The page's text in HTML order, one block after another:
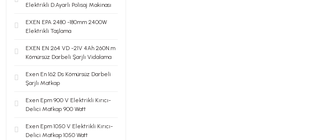
Elektrikli D.Ayarlı Polisaj Makinası
EXEN EPA 2480 -180mm 2400W
Elektrikli Taşlama
EXEN EN 264 VD -21V 4Ah 260N.m
Kömürsüz Darbeli Şarjlı Vidalama
Exen En 162 Ds Kömürsüz Darbeli
Şarjlı Matkap
Exen Epm 900 V Elektrikli Kırıcı-
Delici Matkap 900 Watt
Exen Epm 1050 V Elektrikli Kırıcı-
Delici Matkap 1050 Watt